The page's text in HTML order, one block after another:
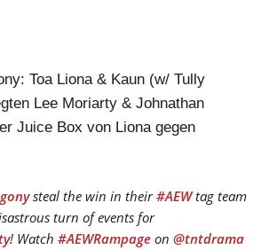
Toa Liona & Kaun (w/ Tully
Lee Moriarty & Johnathan
Juice Box von Liona gegen
steal the win in their#AEWtag team
turn of events for
! Watch #AEWRampage on @tntdrama